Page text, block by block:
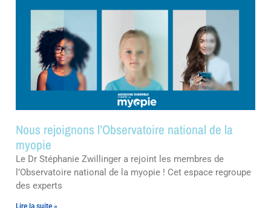
Nous rejoignons l’Observatoire national de la
myopie
Le Dr Stéphanie Zwillinger a rejoint les membres de
l’Observatoire national de la myopie ! Cet espace regroupe
des experts
Lire la suite »